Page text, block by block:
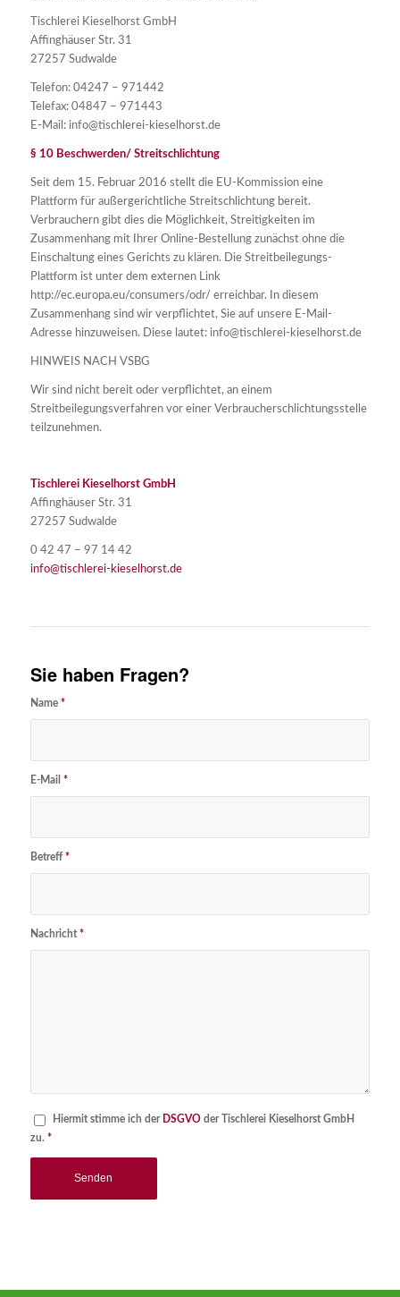
Tischlerei Kieselhorst GmbH
Affinghäuser Str. 31
27257 Sudwalde
Telefon: 04247 – 971442
Telefax: 04847 – 971443
E-Mail: info@tischlerei-kieselhorst.de
§ 10 Beschwerden/ Streitschlichtung
Seit dem 15. Februar 2016 stellt die EU-Kommission eine
Plattform für außergerichtliche Streitschlichtung bereit.
Verbrauchern gibt dies die Möglichkeit, Streitigkeiten im
Zusammenhang mit Ihrer Online-Bestellung zunächst ohne die
Einschaltung eines Gerichts zu klären. Die Streitbeilegungs-
Plattform ist unter dem externen Link
http://ec.europa.eu/consumers/odr/ erreichbar. In diesem
Zusammenhang sind wir verpflichtet, Sie auf unsere E-Mail-
Adresse hinzuweisen. Diese lautet: info@tischlerei-kieselhorst.de
HINWEIS NACH VSBG
Wir sind nicht bereit oder verpflichtet, an einem
Streitbeilegungsverfahren vor einer Verbraucherschlichtungsstelle
teilzunehmen.
Tischlerei Kieselhorst GmbH
Affinghäuser Str. 31
27257 Sudwalde
0 42 47 – 97 14 42
info@tischlerei-kieselhorst.de
Sie haben Fragen?
Name *
E-Mail *
Betreff *
Nachricht*
Hiermit stimme ich der DSGVOder Tischlerei Kieselhorst GmbH
zu. *